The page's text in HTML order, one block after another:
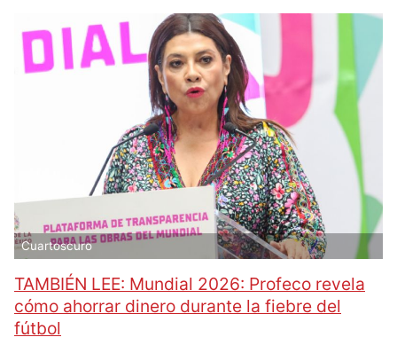
Cuartoscuro
TAMBIÉN LEE: Mundial 2026: Profeco revela
cómo ahorrar dinero durante la fiebre del
fútbol